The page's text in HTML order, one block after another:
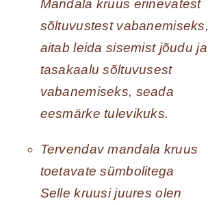
Mandala kruus erinevatest
sõltuvustest vabanemiseks,
aitab leida sisemist jõudu ja
tasakaalu sõltuvusest
vabanemiseks, seada
eesmärke tulevikuks.
Tervendav mandala kruus
toetavate sümbolitega
Selle kruusi juures olen